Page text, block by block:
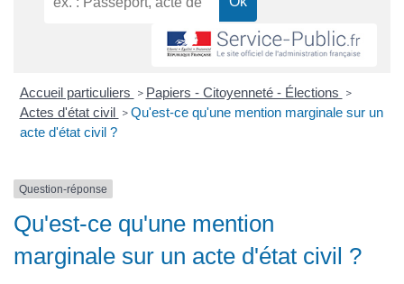
Accueil particuliers > Papiers - Citoyenneté - Élections >
Actes d'état civil > Qu'est-ce qu'une mention marginale sur un
acte d'état civil ?
Question-réponse
Qu'est-ce qu'une mention
marginale sur un acte d'état civil ?